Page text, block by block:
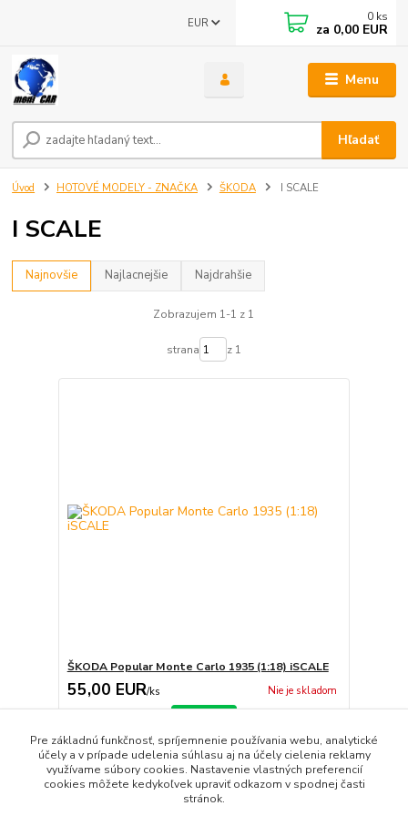
Menu
EUR
Hľadať
0 ks
za 0,00 EUR
Úvod HOTOVÉ MODELY - ZNAČKA ŠKODA I SCALE
I SCALE
Najnovšie Najlacnejšie Najdrahšie
Zobrazujem 1-1 z 1
strana z 1
ŠKODA Popular Monte Carlo 1935 (1:18) iSCALE
55,00 EUR/ks Nie je skladom
strana z 1
Pre základnú funkčnosť, spríjemnenie používania webu, analytické
účely a v prípade udelenia súhlasu aj na účely cielenia reklamy
využívame súbory cookies. Nastavenie vlastných preferencií
cookies môžete kedykoľvek upraviť odkazom v spodnej časti
stránok.